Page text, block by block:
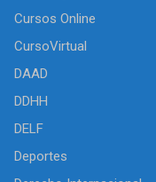
Cursos Online
CursoVirtual
DAAD
DDHH
DELF
Deportes